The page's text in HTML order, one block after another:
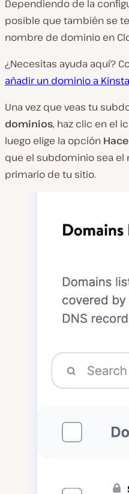
Dependiendo de la
posible que también se
nombre de dominio en
¿Necesitas ayuda aquí?
añadir un dominio a Kinsta
Una vez que veas tu
dominios, haz clic en el
luego elige la opción
que el subdominio sea
primario de tu sitio.